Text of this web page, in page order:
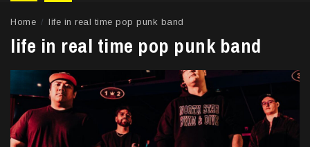
Home life in real time pop punk band
life in real time pop punk band